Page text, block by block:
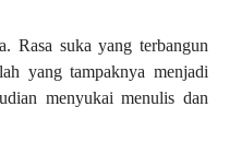
Rasa suka yang terbangun
yang tampaknya menjadi
menyukai menulis dan